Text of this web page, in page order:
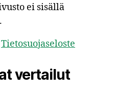
ei sisällä
Tietosuojaseloste
vertailut